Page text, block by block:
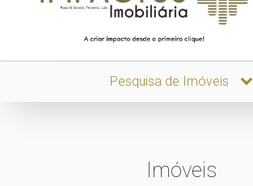
Pesquisa de Imóveis
Imóveis